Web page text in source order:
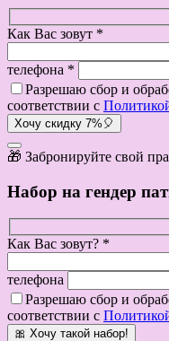
Как Вас зовут *
телефона *
Разрешаю сбор и
соответствии с
Хочу скидку 7%🎈
🎁 Забронируйте свой
Набор на гендер
Как Вас зовут? *
телефона
Разрешаю сбор и
соответствии с
🎀 Хочу такой набор!